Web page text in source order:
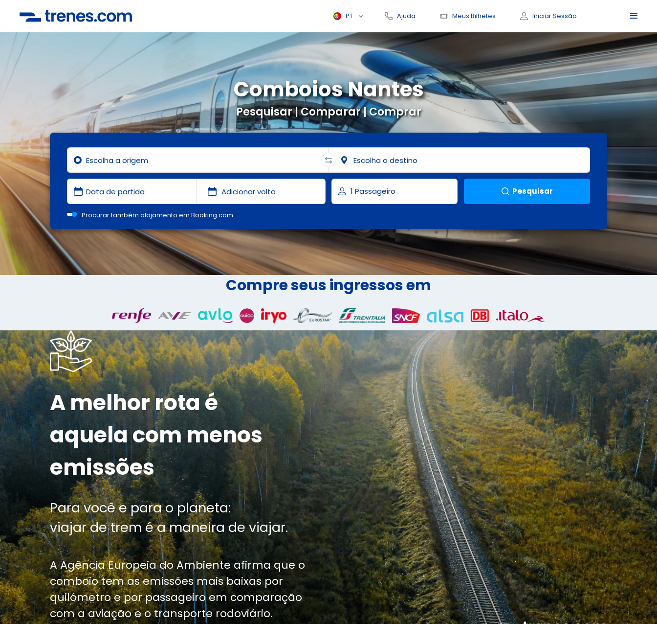
PT Ajuda Meus Bilhetes Iniciar Sessão
Pesquisar | Comparar | Comprar
Comboios Nantes
Pesquisar
Procurar também alojamento em Booking.com
Compre seus ingressos em
A melhor rota é
aquela com menos
emissões
Para você e para o planeta:
viajar de trem é a maneira de viajar.
A Agência Europeia do Ambiente afirma que o
comboio tem as emissões mais baixas por
quilómetro e por passageiro em comparação
com a aviação e o transporte rodoviário.